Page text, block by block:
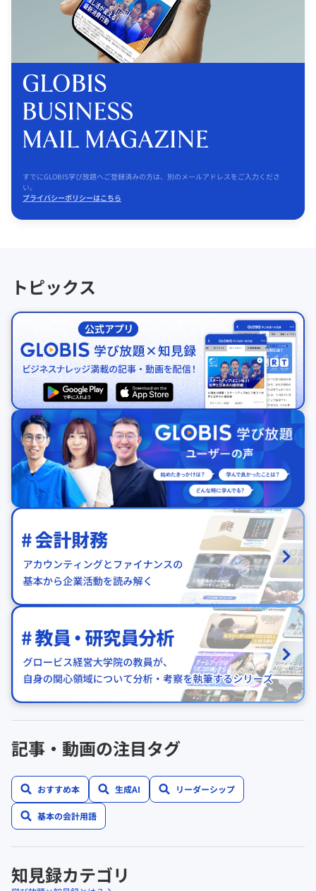
すでにGLOBIS学び放題へご登録済みの方は、別のメールアドレスをご入力くださ
い。
プライバシーポリシーはこちら
トピックス
記事・動画の注目タグ
おすすめ本 生成AI リーダーシップ
基本の会計用語
知見録カテゴリ